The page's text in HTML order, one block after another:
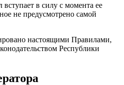
в силу с момента ее
не предусмотрено самой
настоящими Правилами,
Республики